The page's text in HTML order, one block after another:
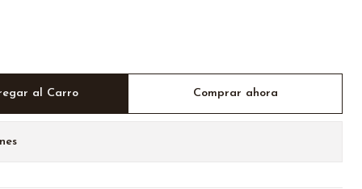
al Carro Comprar ahora